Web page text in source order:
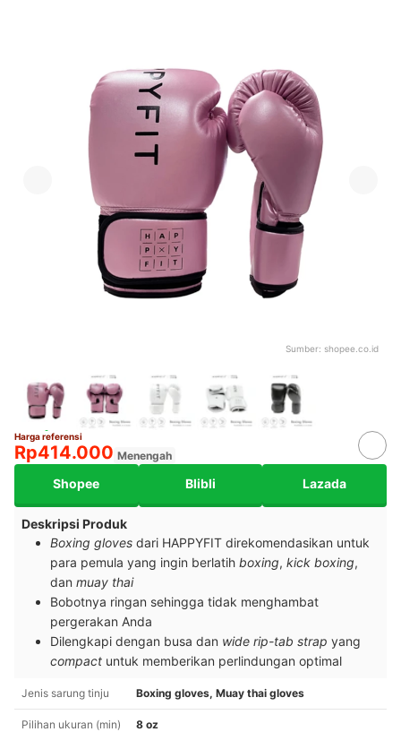
Sumber: shopee.co.id
Harga referensi
Rp414.000 Menengah
Shopee Blibli Lazada
Deskripsi Produk
Boxing gloves dari HAPPYFIT direkomendasikan untuk
para pemula yang ingin berlatih boxing, kick boxing,
dan muay thai
Bobotnya ringan sehingga tidak menghambat
pergerakan Anda
Dilengkapi dengan busa dan wide rip-tab strap yang
compact untuk memberikan perlindungan optimal
Jenis sarung tinju Boxing gloves, Muay thai gloves
Pilihan ukuran (min) 8 oz